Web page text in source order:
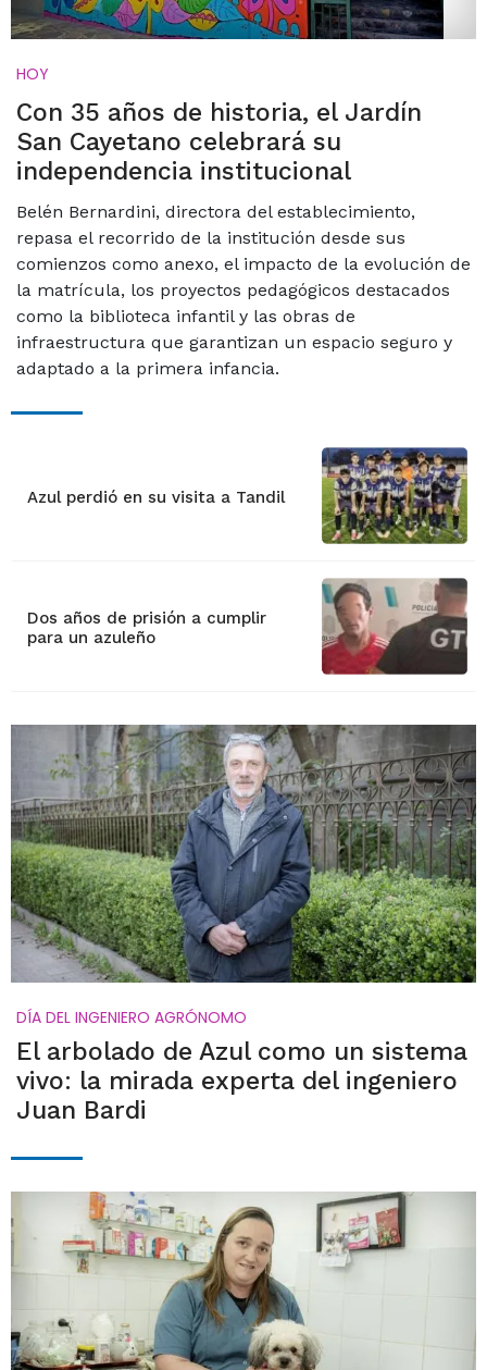
HOY
Con 35 años de historia, el Jardín
San Cayetano celebrará su
independencia institucional
Belén Bernardini, directora del establecimiento,
repasa el recorrido de la institución desde sus
comienzos como anexo, el impacto de la evolución de
la matrícula, los proyectos pedagógicos destacados
como la biblioteca infantil y las obras de
infraestructura que garantizan un espacio seguro y
adaptado a la primera infancia.
Azul perdió en su visita a Tandil
Dos años de prisión a cumplir
para un azuleño
DÍA DEL INGENIERO AGRÓNOMO
El arbolado de Azul como un sistema
vivo: la mirada experta del ingeniero
Juan Bardi